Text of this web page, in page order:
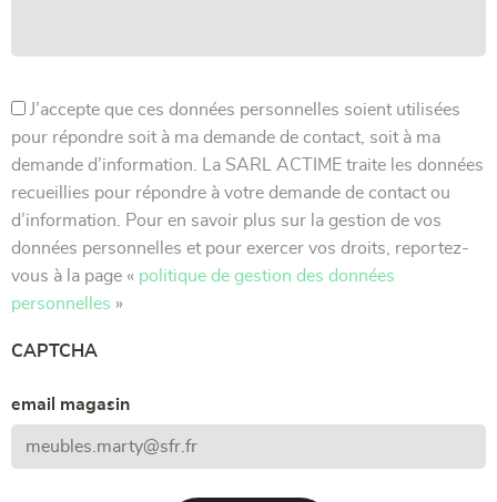
J’accepte que ces données personnelles soient utilisées
pour répondre soit à ma demande de contact, soit à ma
demande d’information. La SARL ACTIME traite les données
recueillies pour répondre à votre demande de contact ou
d’information. Pour en savoir plus sur la gestion de vos
données personnelles et pour exercer vos droits, reportez-
vous à la page « politique de gestion des données
personnelles »
CAPTCHA
email magasin